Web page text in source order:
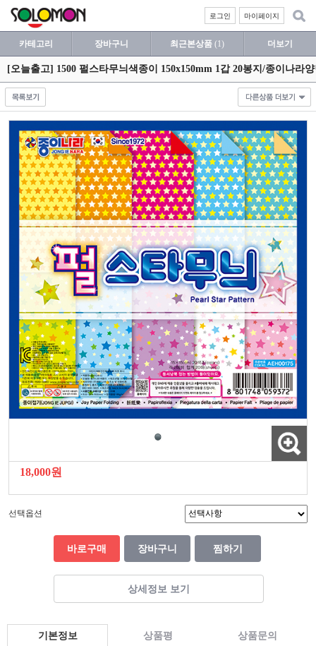
마이페이지
로그인
카테고리 장바구니 최근본상품 (1) 더보기
[오늘출고] 1500 펄스타무늬색종이 150x150mm 1갑 20봉지/종이나라
18,000원
선택옵션
바로구매 장바구니 찜하기
상세정보 보기
기본정보 상품평 상품문의